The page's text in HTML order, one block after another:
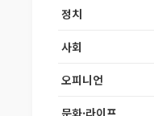
정치
사회
오피니언
문화·라이프